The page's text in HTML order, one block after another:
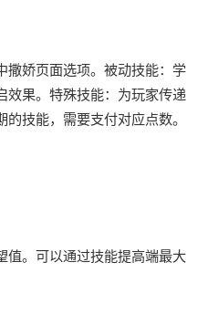
娇页面选项。 被动技能：学
果。 特殊技能：为玩家传递
技能，需要支付对应点数。
。 可以通过技能提高端最大